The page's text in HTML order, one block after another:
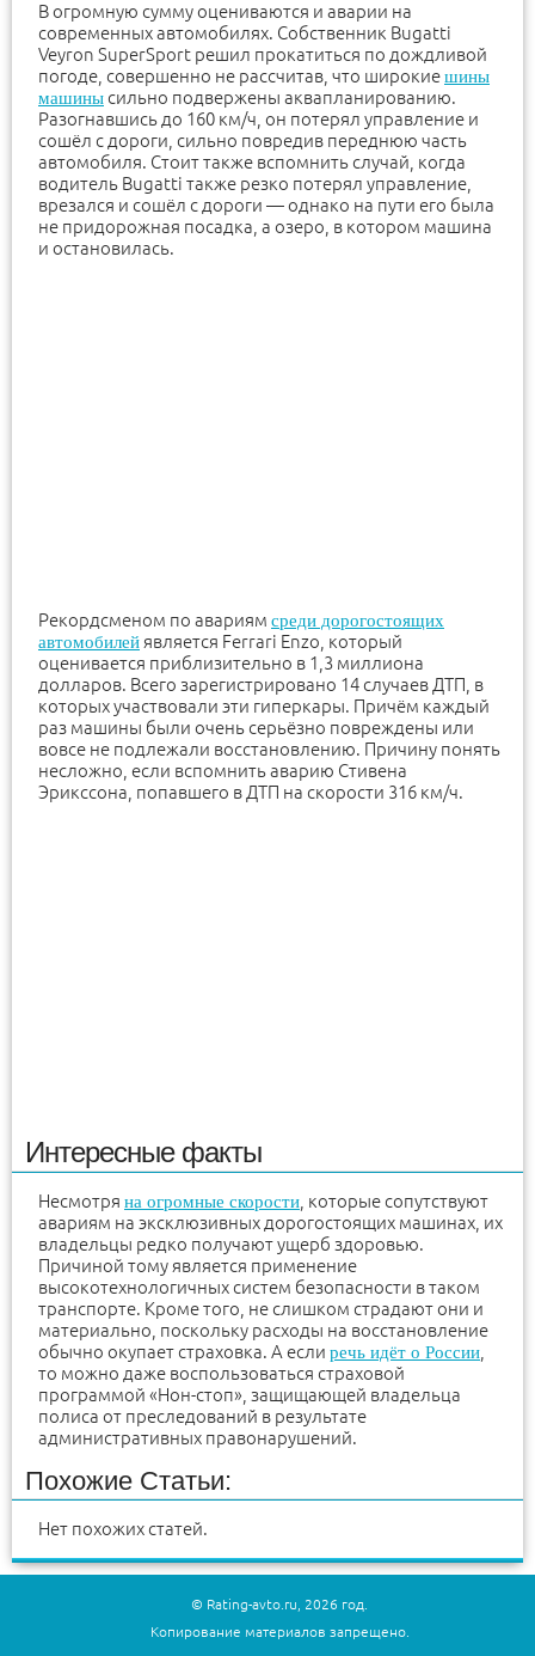
В огромную сумму оцениваются и аварии на
современных автомобилях. Собственник Bugatti
Veyron SuperSport решил прокатиться по дождливой
погоде, совершенно не рассчитав, что широкиешины
машины сильно подвержены аквапланированию.
Разогнавшись до 160 км/ч, он потерял управление и
сошёл с дороги, сильно повредив переднюю часть
автомобиля. Стоит также вспомнить случай, когда
водитель Bugatti также резко потерял управление,
врезался и сошёл с дороги — однако на пути его была
не придорожная посадка, а озеро, в котором машина
и остановилась.
Рекордсменом по авариям среди дорогостоящих
автомобилей является Ferrari Enzo, который
оценивается приблизительно в 1,3 миллиона
долларов. Всего зарегистрировано 14 случаев ДТП, в
которых участвовали эти гиперкары. Причём каждый
раз машины были очень серьёзно повреждены или
вовсе не подлежали восстановлению. Причину понять
несложно, если вспомнить аварию Стивена
Эрикссона, попавшего в ДТП на скорости 316 км/ч.
Интересные факты
Несмотря на огромные скорости , которые сопутствуют
авариям на эксклюзивных дорогостоящих машинах, их
владельцы редко получают ущерб здоровью.
Причиной тому является применение
высокотехнологичных систем безопасности в таком
транспорте. Кроме того, не слишком страдают они и
материально, поскольку расходы на восстановление
обычно окупает страховка. А если речь идёт о России
то можно даже воспользоваться страховой
программой «Нон-стоп», защищающей владельца
полиса от преследований в результате
административных правонарушений.
Похожие Статьи:
Нет похожих статей.
© Rating-avto.ru, 2026 год.
Копирование материалов запрещено.